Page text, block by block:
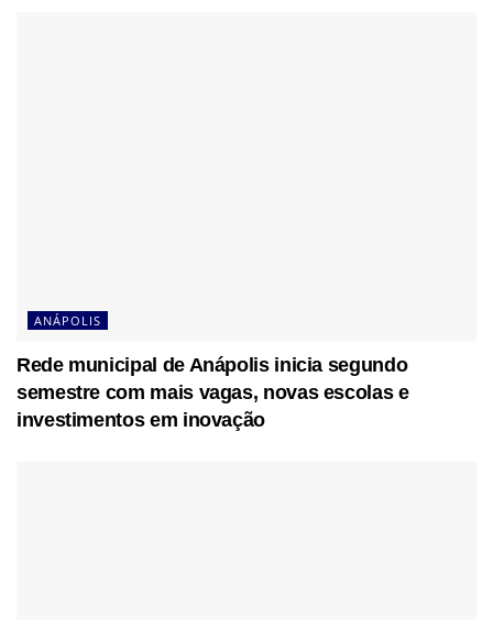
ANÁPOLIS
Rede municipal de Anápolis inicia segundo
semestre com mais vagas, novas escolas e
investimentos em inovação